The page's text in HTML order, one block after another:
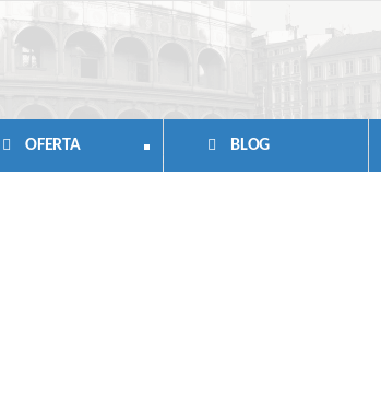
OFERTA BLOG